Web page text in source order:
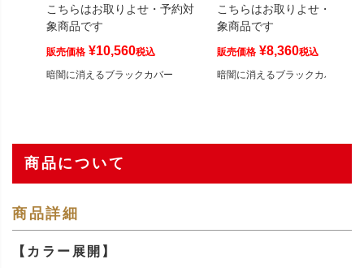
こちらはお取りよせ・予約対
象商品です
販売価格 ¥10,560税込
暗闇に消えるブラックカバー
こちらはお取りよせ・予約対
象商品です
販売価格 ¥8,360税込
暗闇に消えるブラックカバー
商品について
商品詳細
【カラー展開】